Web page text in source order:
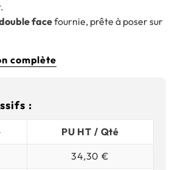
facefournie, prête à poser sur
complète
:
PU HT / Qté
34,30 €